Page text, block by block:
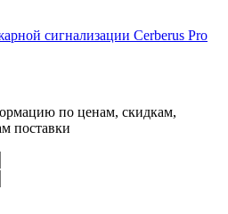
сигнализации Cerberus Pro
по ценам, скидкам,
поставки